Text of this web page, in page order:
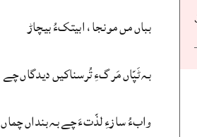
بباں مں مونجا، ابیتکءُ بیچاڑ
بہ ٹَپّاں مَرگءِ تُرسناکیں دیدگاں چے
وابءُ سازءِ لذّتءَ چے بہ بنداں چماں